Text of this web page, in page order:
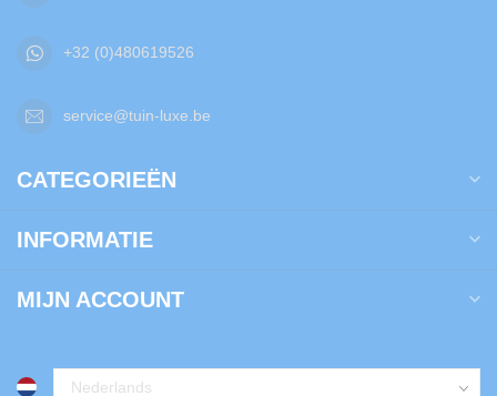
+32 (0)480619526
service@tuin-luxe.be
CATEGORIEËN
INFORMATIE
MIJN ACCOUNT